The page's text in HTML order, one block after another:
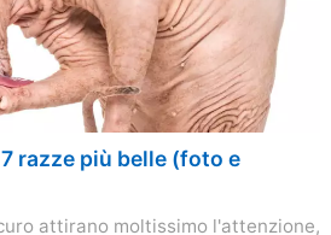
razze più belle (foto e
attirano moltissimo l'attenzione,